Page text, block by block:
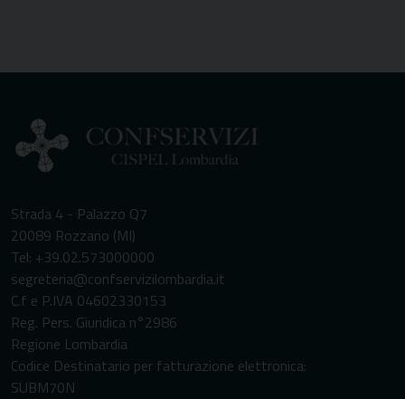
Strada 4 - Palazzo Q7
20089 Rozzano (MI)
Tel: +39.02.573000000
segreteria@confservizilombardia.it
C.f e P.IVA 04602330153
Reg. Pers. Giuridica n°2986
Regione Lombardia
Codice Destinatario per fatturazione elettronica:
SUBM70N